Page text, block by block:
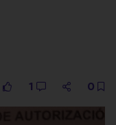
1 0